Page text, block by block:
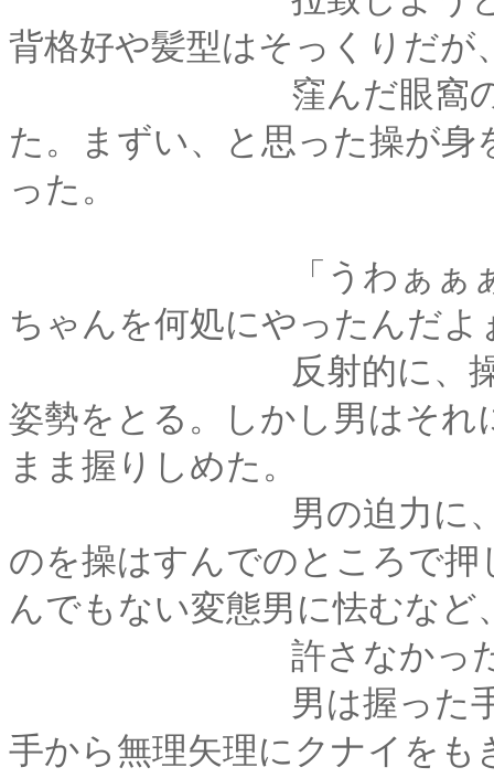
背格好や髪型はそっくりだ
窪んだ眼窩の奥にあ
た。まずい、と思った操が
った。
「うわぁぁぁぁ！ な
ちゃんを何処にやったんだよ
反射的に、操はクナ
姿勢をとる。しかし男はそ
まま握りしめた。
男の迫力に、「ひっ
のを操はすんでのところで
んでもない変態男に怯むなど
許さなかった
男は握った手にがむ
手から無理矢理にクナイを